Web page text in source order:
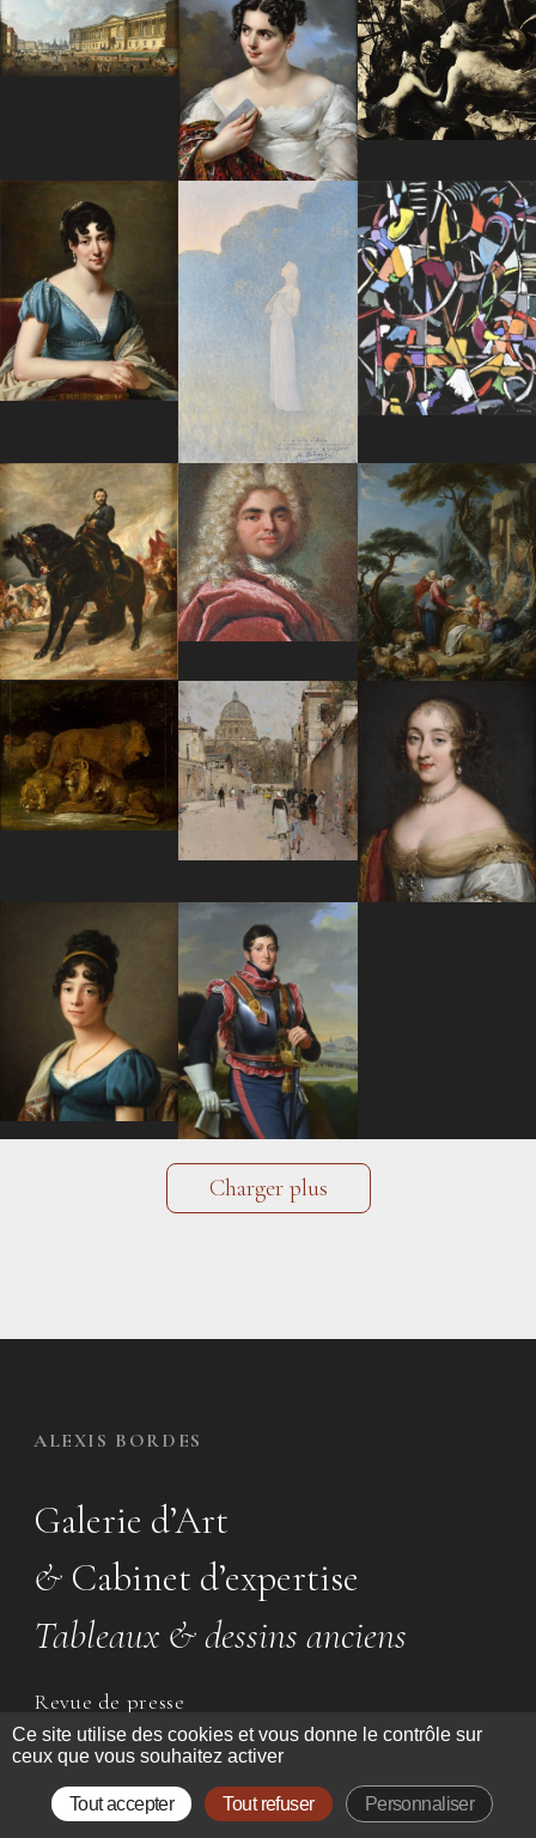
Charger plus
ALEXIS BORDES
Galerie d’Art
& Cabinet d’expertise
Tableaux & dessins anciens
Revue de presse
L’Équipe
Ce site utilise des cookies et vous donne le contrôle sur
ceux que vous souhaitez activer
Tout accepter Tout refuser Personnaliser